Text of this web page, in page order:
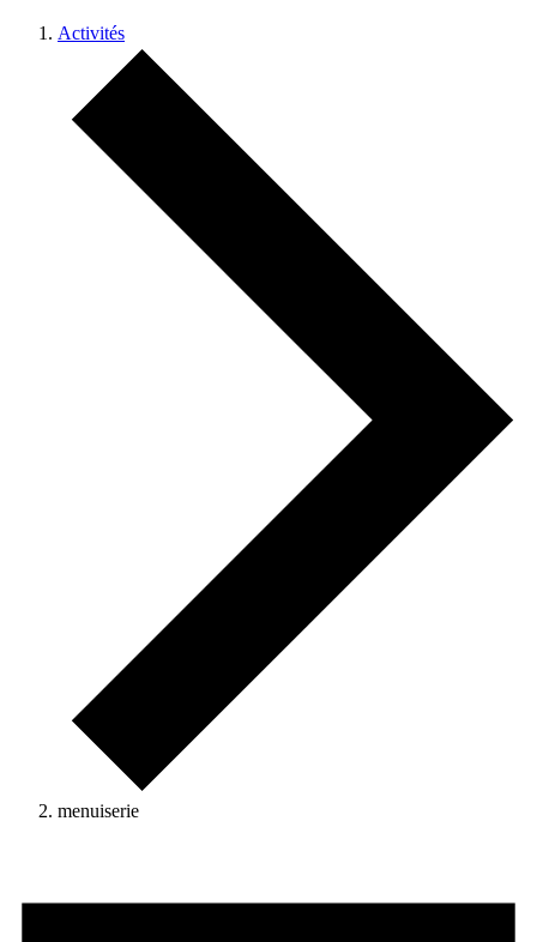
Activités
menuiserie